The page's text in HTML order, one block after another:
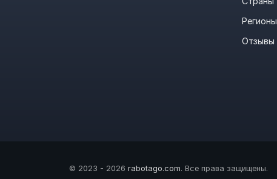
Регионы
Отзывы
© 2023 - 2026 rabotago.com. Все права защищены.